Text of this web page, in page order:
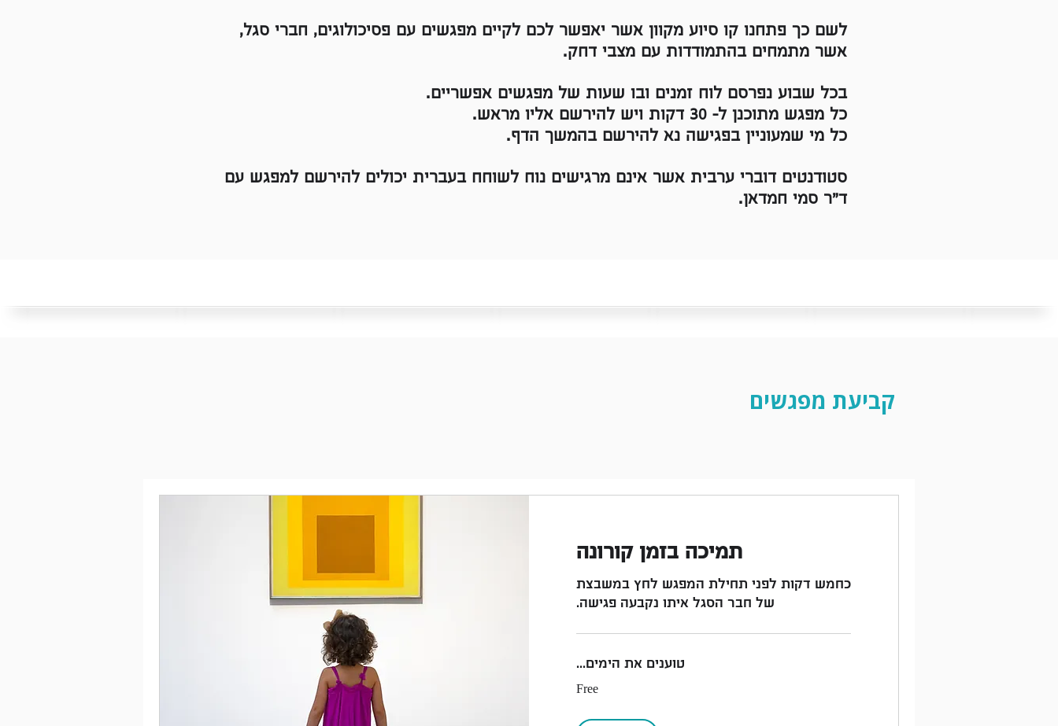
לשם כך פתחנו קו סיוע מקוון אשר יאפשר לכם לקיים מפגשים עם פסיכולוגים, חברי סגל,
אשר מתמחים בהתמודדות עם מצבי דחק.
בכל שבוע נפרסם לוח זמנים ובו שעות של מפגשים אפשריים.
כל מפגש מתוכנן ל- 30 דקות ויש להירשם אליו מראש.
כל מי שמעוניין בפגישה נא להירשם בהמשך הדף.
סטודנטים דוברי ערבית אשר אינם מרגישים נוח לשוחח בעברית יכולים להירשם למפגש עם
ד"ר סמי חמדאן.
קביעת מפגשים
תמיכה בזמן קורונה
כחמש דקות לפני תחילת המפגש לחץ במשבצת
של חבר הסגל איתו נקבעה פגישה.
טוענים את הימים...
Free